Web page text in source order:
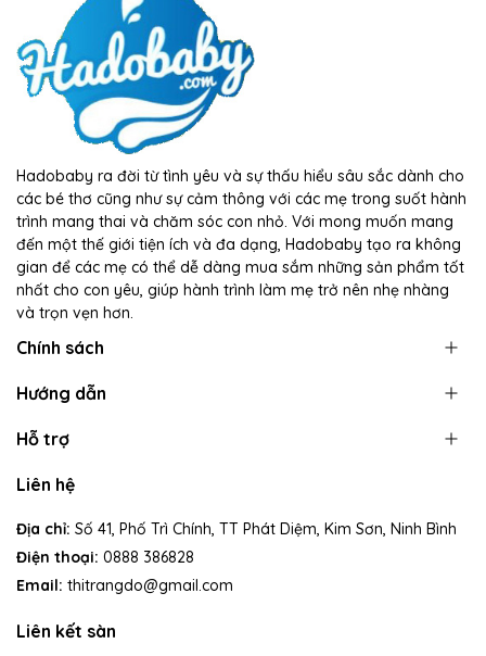
Hadobaby ra đời từ tình yêu và sự thấu hiểu sâu sắc dành cho
các bé thơ cũng như sự cảm thông với các mẹ trong suốt hành
trình mang thai và chăm sóc con nhỏ. Với mong muốn mang
đến một thế giới tiện ích và đa dạng, Hadobaby tạo ra không
gian để các mẹ có thể dễ dàng mua sắm những sản phẩm tốt
nhất cho con yêu, giúp hành trình làm mẹ trở nên nhẹ nhàng
và trọn vẹn hơn.
Chính sách
Hướng dẫn
Hỗ trợ
Liên hệ
Địa chỉ: Số 41, Phố Trì Chính, TT Phát Diệm, Kim Sơn, Ninh Bình
Điện thoại: 0888 386828
Email: thitrangdo@gmail.com
Liên kết sàn